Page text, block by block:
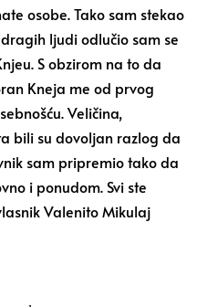
osobe. Tako sam stekao
ljudi odlučio sam se
S obzirom na to da
Kneja me od prvog
Veličina,
bili su dovoljan razlog da
sam pripremio tako da
i ponudom. Svi ste
Valenito Mikulaj